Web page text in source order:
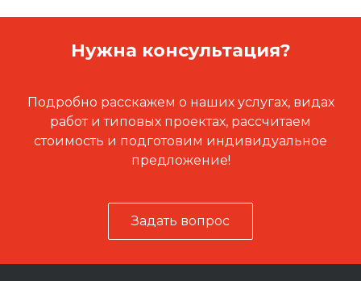
Нужна консультация?
Подробно расскажем о наших услугах, видах
работ и типовых проектах, рассчитаем
стоимость и подготовим индивидуальное
предложение!
Задать вопрос